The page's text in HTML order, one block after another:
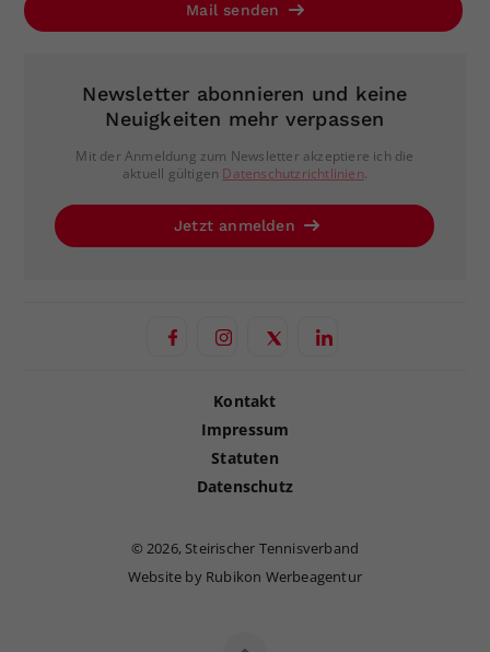
Mail senden
Newsletter abonnieren und keine
Neuigkeiten mehr verpassen
Mit der Anmeldung zum Newsletter akzeptiere ich die
aktuell gültigen Datenschutzrichtlinien.
Jetzt anmelden
Kontakt
Impressum
Statuten
Datenschutz
©2026, Steirischer Tennisverband
Website by Rubikon Werbeagentur